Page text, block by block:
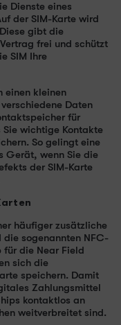
Dienste eines
der SIM-Karte wird
gibt die
frei und schützt
SIM Ihre
einen kleinen
Daten
für
Sie wichtige Kontakte
So gelingt eine
Gerät, wenn Sie die
der SIM-Karte
häufiger zusätzliche
die sogenannten NFC-
für die Near Field
sich die
speichern. Damit
Zahlungsmittel
kontaktlos an
weitverbreitet sind.